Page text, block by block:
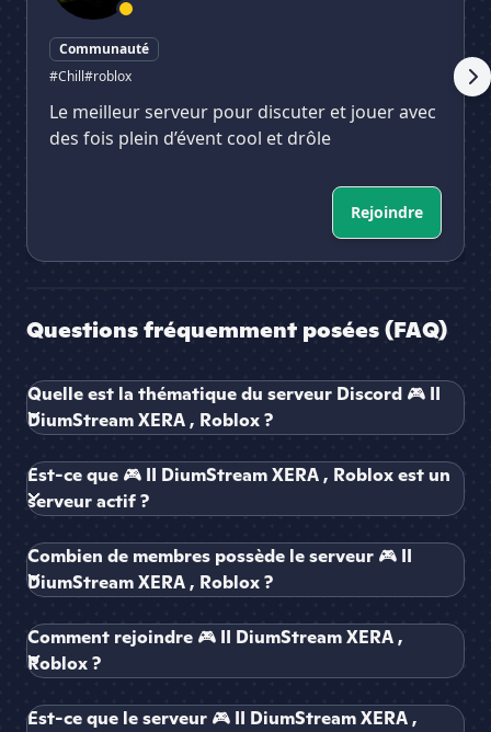
Communauté
#Chill#roblox
Le meilleur serveur pour discuter et jouer avec
des fois plein d’évent cool et drôle
Rejoindre
Questions fréquemment posées (FAQ)
Quelle est la thématique du serveur Discord 🎮 II
DiumStream XERA , Roblox ?
Est-ce que 🎮 II DiumStream XERA , Roblox est un
serveur actif ?
Combien de membres possède le serveur 🎮 II
DiumStream XERA , Roblox ?
Comment rejoindre 🎮 II DiumStream XERA ,
Roblox ?
Est-ce que le serveur 🎮 II DiumStream XERA ,